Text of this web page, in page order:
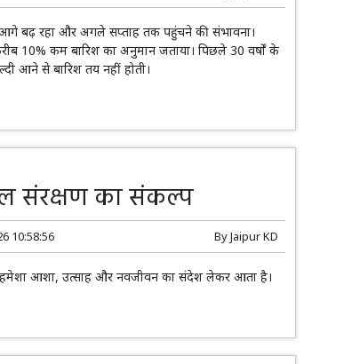
बढ़ रहा और अगले सप्ताह तक पहुंचने की संभावना।
10% कम बारिश का अनुमान जताया। पिछले 30 वर्षों के
आने से बारिश तय नहीं होती।
संरक्षण का संकल्प
10:58:56 ByJaipur KD
आशा, उत्साह और नवजीवन का संदेश लेकर आता है।